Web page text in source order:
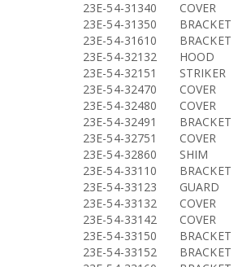
23E-54-31340
COVER
23E-54-31350
BRACKET
23E-54-31610
BRACKET
23E-54-32132
HOOD
23E-54-32151
STRIKER
23E-54-32470
COVER
23E-54-32480
COVER
23E-54-32491
BRACKET
23E-54-32751
COVER
23E-54-32860
SHIM
23E-54-33110
BRACKET
23E-54-33123
GUARD
23E-54-33132
COVER
23E-54-33142
COVER
23E-54-33150
BRACKET
23E-54-33152
BRACKET